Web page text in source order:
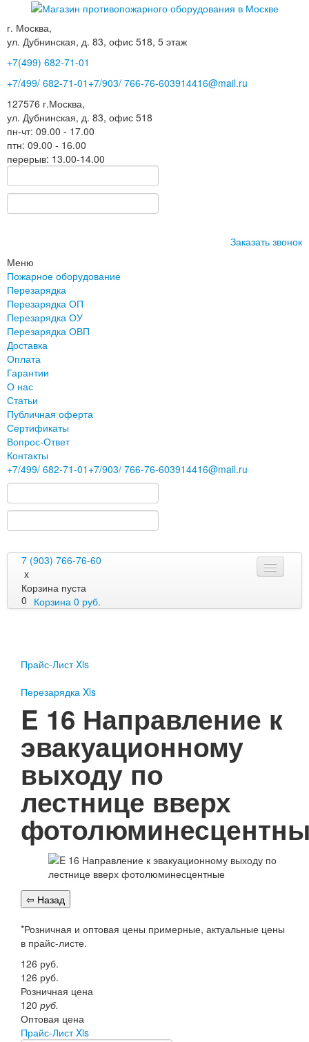
г. Москва,
ул. Дубнинская, д. 83, офис 518, 5 этаж
+7(499) 682-71-01
+7/499/ 682-71-01 +7/903/ 766-76-603914416@mail.ru
127576 г.Москва,
ул. Дубнинская, д. 83, офис 518
пн-чт: 09.00 - 17.00
птн: 09.00 - 16.00
перерыв: 13.00-14.00
Заказать звонок
Меню
Пожарное оборудование
Перезарядка
Перезарядка ОП
Перезарядка ОУ
Перезарядка ОВП
Доставка
Оплата
Гарантии
О нас
Статьи
Публичная оферта
Сертификаты
Вопрос-Ответ
Контакты
+7/499/ 682-71-01 +7/903/ 766-76-603914416@mail.ru
7 (903) 766-76-60
x
Корзина пуста
0 Корзина 0 руб.
Перезарядка ОП
Перезарядка ОВП
Доставка
Оплата
Гарантии
О нас
Статьи
Публичная оферта
Сертификаты
Вопрос-Ответ
Пожарное оборудование
Перезарядка ОП
Перезарядка ОВП
Доставка
Оплата
Гарантии
О нас
Статьи
Прайс-Лист Xls
Перезарядка Xls
E 16 Направление к
эвакуационному
выходу по
лестнице вверх
*Розничная и оптовая цены примерные, актуальные цены
в прайс-листе.
126 руб.
126 руб.
Розничная цена
120 руб.
Оптовая цена
Прайс-Лист Xls